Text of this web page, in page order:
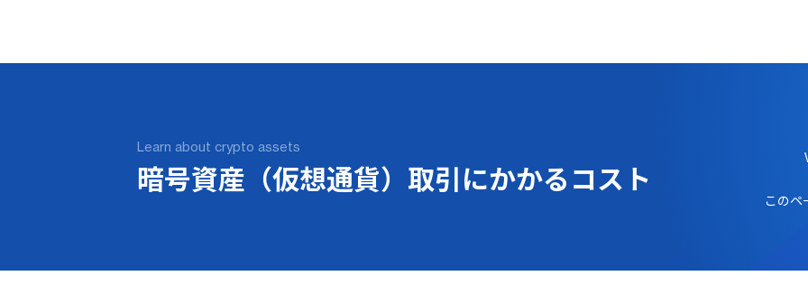
Learn about crypto assets
暗号資産（仮想通貨）取引にかかるコスト
このペ